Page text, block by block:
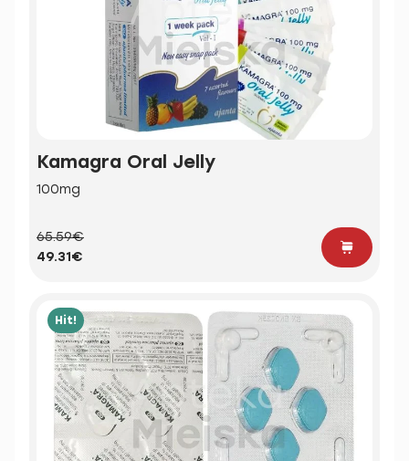
Kamagra Oral Jelly
100mg
65.59€
49.31€
Hit!